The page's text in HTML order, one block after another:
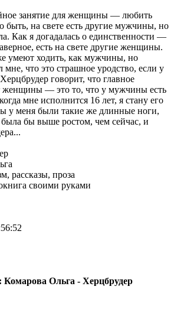
занятие для женщины — любить
быть, на свете есть другие мужчины, но
Как я догадалась о единственности —
есть на свете другие женщины.
умеют ходить, как мужчины, но
мне, что это страшное уродство, если у
говорит, что главное
— это то, что у мужчины есть
мне исполнится 16 лет, я стану его
у меня были такие же длинные ноги,
бы выше ростом, чем сейчас, и
рассказы, проза
своими руками
Комарова Ольга - Херцбрудер